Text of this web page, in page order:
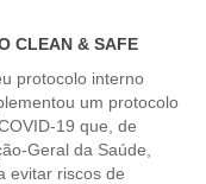
CLEAN & SAFE
protocolo interno
um protocolo
19 que, de
Geral da Saúde,
evitar riscos de